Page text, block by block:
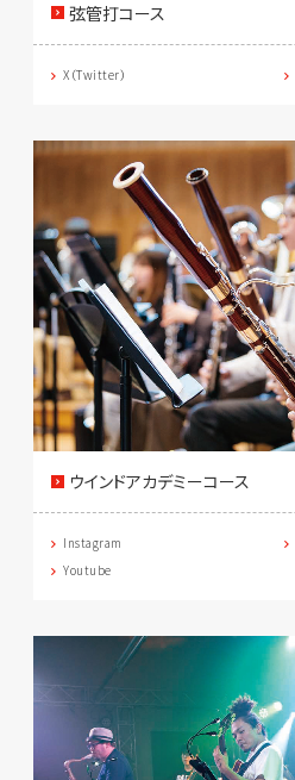
弦管打コース
X（Twitter）
ウインドアカデミーコース
Instagram
Youtube